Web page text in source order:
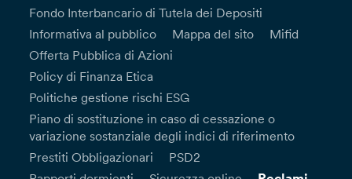
Fondo Interbancario di Tutela dei Depositi
Informativa al pubblico
Mappa del sito
Mifid
Offerta Pubblica di Azioni
Policy di Finanza Etica
Politiche gestione rischi ESG
Piano di sostituzione in caso di cessazione o
variazione sostanziale degli indici di riferimento
Prestiti Obbligazionari
PSD2